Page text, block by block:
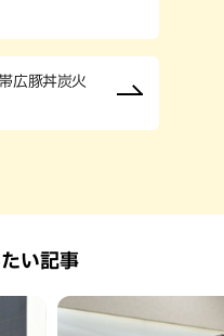
広豚丼炭火
い記事